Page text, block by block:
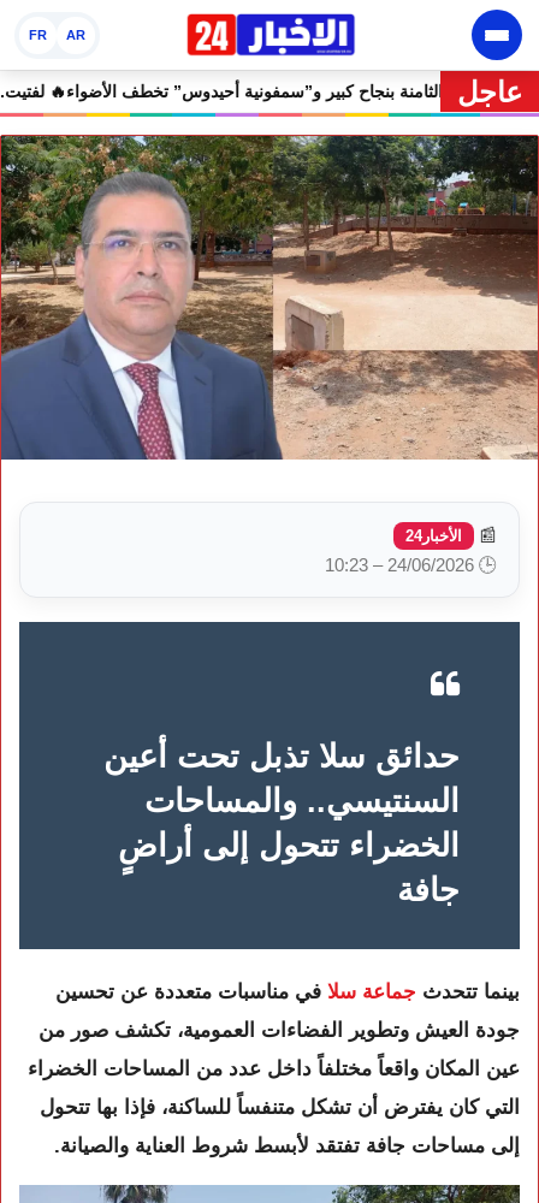
AR
FR
عاجل
🔥 مهرجان إفران الدولي يختتم دورته الثامنة بنجاح كبير و”سمفونية
📰 الأخبار24
🕒 24/06/2026 – 10:23
حدائق سلا تذبل تحت أعين
السنتيسي.. والمساحات
الخضراء تتحول إلى أراضٍ
جافة
بينما تتحدث جماعة سلا في مناسبات متعددة عن تحسين
جودة العيش وتطوير الفضاءات العمومية، تكشف صور من
عين المكان واقعاً مختلفاً داخل عدد من المساحات الخضراء
التي كان يفترض أن تشكل متنفساً للساكنة، فإذا بها تتحول
إلى مساحات جافة تفتقد لأبسط شروط العناية والصيانة.